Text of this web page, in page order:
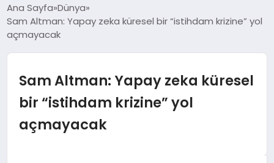
EKONOMI
TEKNOLOJI
Ana Sayfa Dünya
Sam Altman: Yapay zeka küresel bir “istihdam krizine” yol
açmayacak
Sam Altman: Yapay zeka küresel
bir “istihdam krizine” yol
açmayacak